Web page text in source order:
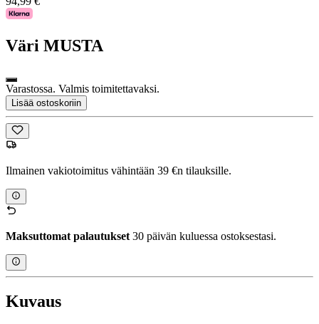
Väri MUSTA
Varastossa. Valmis toimitettavaksi.
Lisää ostoskoriin
Ilmainen vakiotoimitus vähintään 39 €n tilauksille.
Maksuttomat palautukset30 päivän kuluessa ostoksestasi.
Kuvaus